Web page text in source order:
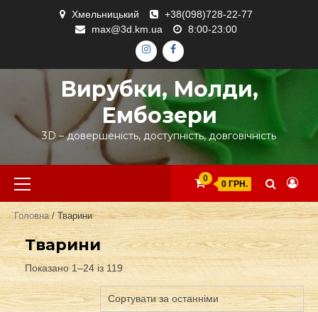
Хмельницький
+38(098)728-22-77
max@3d.km.ua
8:00-23:00
ІНСТАГРАМ
ФЕЙСБУК
Вирубки, Молди,
Ембозери
3D – довершеність, доступність, довговічність
Primary
Menu
0
0 ГРН.
Головна/ Тварини
Тварини
Показано 1–24 із 119